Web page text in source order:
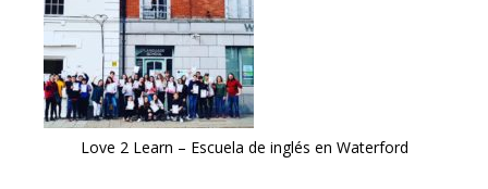
Love 2 Learn – Escuela de inglés en Waterford